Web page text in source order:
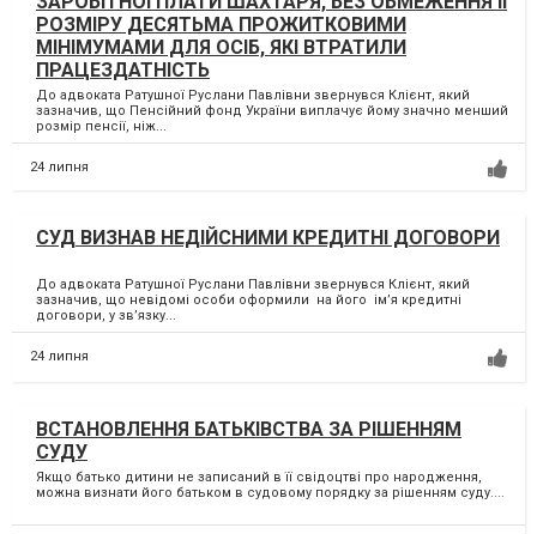
РОЗМІРУ ДЕСЯТЬМА ПРОЖИТКОВИМИ
МІНІМУМАМИ ДЛЯ ОСІБ, ЯКІ ВТРАТИЛИ
ПРАЦЕЗДАТНІСТЬ
До адвоката Ратушної Руслани Павлівни звернувся Клієнт, який
зазначив, що Пенсійний фонд України виплачує йому значно менший
розмір пенсії, ніж...
24 липня
СУД ВИЗНАВ НЕДІЙСНИМИ КРЕДИТНІ ДОГОВОРИ
До адвоката Ратушної Руслани Павлівни звернувся Клієнт, який
зазначив, що невідомі особи оформили на його ім’я кредитні
договори, у зв’язку...
24 липня
ВСТАНОВЛЕННЯ БАТЬКІВСТВА ЗА РІШЕННЯМ
СУДУ
Якщо батько дитини не записаний в її свідоцтві про народження,
можна визнати його батьком в судовому порядку за рішенням суду....